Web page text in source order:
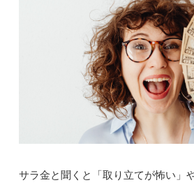
サラ金と聞くと「取り立てが怖い」